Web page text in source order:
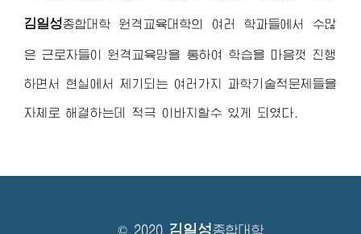
김일성종합대학 원격교육대학의 여러 학과들에서 수많
은 근로자들이 원격교육망을 통하여 학습을 마음껏 진행
하면서 현실에서 제기되는 여러가지 과학기술적문제들을
자체로 해결하는데 적극 이바지할수 있게 되였다.
© 2020 김일성종합대학